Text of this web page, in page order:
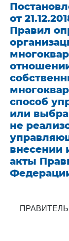
от
Правил
способ
или
не
внесении
акты